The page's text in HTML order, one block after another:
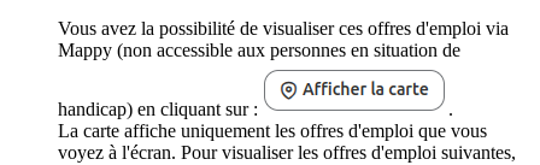
Vous avez la possibilité de visualiser ces offres d'emploi via
Mappy (non accessible aux personnes en situation de
handicap) en cliquant sur :
.
La carte affiche uniquement les offres d'emploi que vous
voyez à l'écran. Pour visualiser les offres d'emploi suivantes,